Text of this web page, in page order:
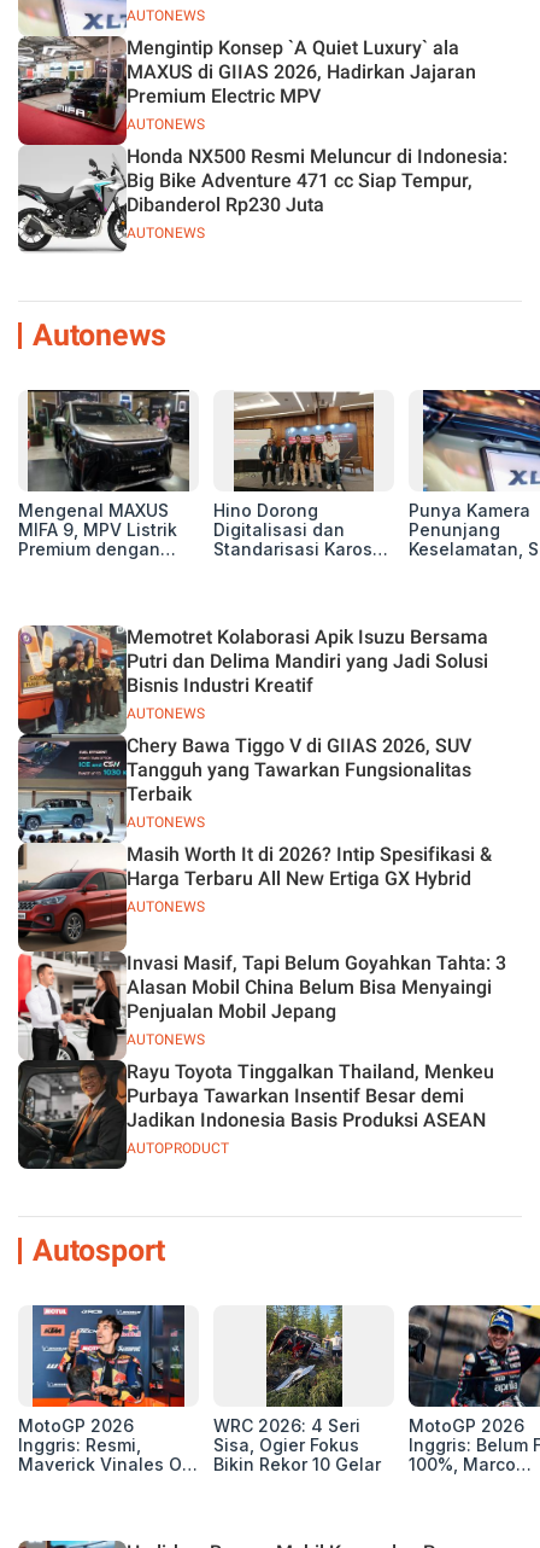
AUTONEWS
AUTONEWS
Mengintip Konsep `A Quiet Luxury` ala
MAXUS di GIIAS 2026, Hadirkan Jajaran
Premium Electric MPV
AUTONEWS
Honda NX500 Resmi Meluncur di Indonesia:
Big Bike Adventure 471 cc Siap Tempur,
Dibanderol Rp230 Juta
Autonews
Mengenal MAXUS
MIFA 9, MPV Listrik
Premium dengan
Hino Dorong
Digitalisasi dan
Standarisasi Karoseri
Punya Kamera
Penunjang
Keselamatan,
AUTONEWS
Memotret Kolaborasi Apik Isuzu Bersama
Putri dan Delima Mandiri yang Jadi Solusi
Bisnis Industri Kreatif
AUTONEWS
Chery Bawa Tiggo V di GIIAS 2026, SUV
Tangguh yang Tawarkan Fungsionalitas
Terbaik
AUTONEWS
Masih Worth It di 2026? Intip Spesifikasi &
Harga Terbaru All New Ertiga GX Hybrid
AUTONEWS
Invasi Masif, Tapi Belum Goyahkan Tahta: 3
Alasan Mobil China Belum Bisa Menyaingi
Penjualan Mobil Jepang
AUTOPRODUCT
Rayu Toyota Tinggalkan Thailand, Menkeu
Purbaya Tawarkan Insentif Besar demi
Jadikan Indonesia Basis Produksi ASEAN
Autosport
MotoGP 2026
Inggris: Resmi,
Maverick Vinales Out
Selanjutnya Belum
WRC 2026: 4 Seri
Sisa, Ogier Fokus
Bikin Rekor 10 Gelar
MotoGP 2026
Inggris: Belum
100%, Marco
GP